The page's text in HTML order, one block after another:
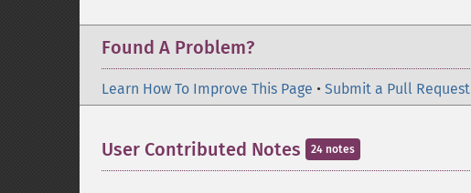
Found A Problem?
Learn How To Improve This Page • Submit a Pull Request
User Contributed Notes 24 notes